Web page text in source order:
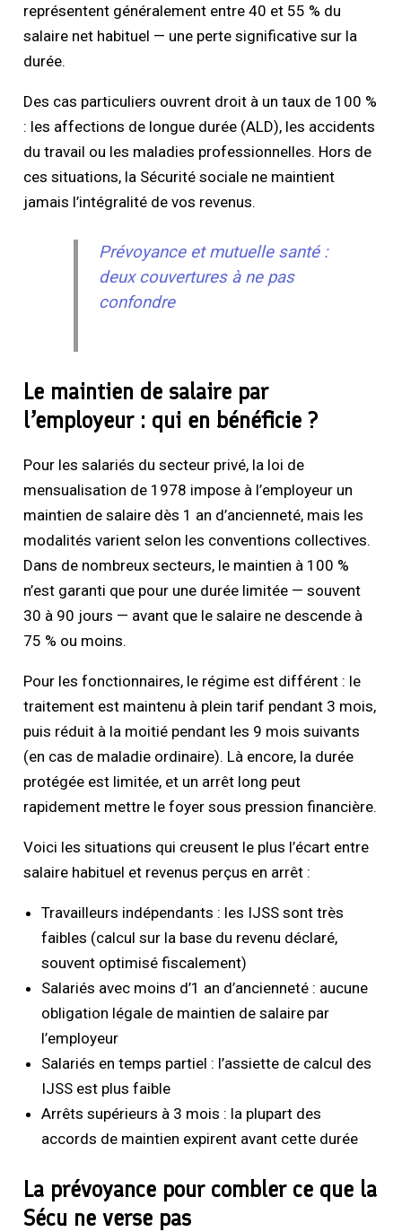
représentent généralement entre 40 et 55 % du
salaire net habituel — une perte significative sur la
durée.
Des cas particuliers ouvrent droit à un taux de 100 %
: les affections de longue durée (ALD), les accidents
du travail ou les maladies professionnelles. Hors de
ces situations, la Sécurité sociale ne maintient
jamais l’intégralité de vos revenus.
Prévoyance et mutuelle santé :
deux couvertures à ne pas
confondre
Le maintien de salaire par
l’employeur : qui en bénéficie ?
Pour les salariés du secteur privé, la loi de
mensualisation de 1978 impose à l’employeur un
maintien de salaire dès 1 an d’ancienneté, mais les
modalités varient selon les conventions collectives.
Dans de nombreux secteurs, le maintien à 100 %
n’est garanti que pour une durée limitée — souvent
30 à 90 jours — avant que le salaire ne descende à
75 % ou moins.
Pour les fonctionnaires, le régime est différent : le
traitement est maintenu à plein tarif pendant 3 mois,
puis réduit à la moitié pendant les 9 mois suivants
(en cas de maladie ordinaire). Là encore, la durée
protégée est limitée, et un arrêt long peut
rapidement mettre le foyer sous pression financière.
Voici les situations qui creusent le plus l’écart entre
salaire habituel et revenus perçus en arrêt :
Travailleurs indépendants : les IJSS sont très
faibles (calcul sur la base du revenu déclaré,
souvent optimisé fiscalement)
Salariés avec moins d’1 an d’ancienneté : aucune
obligation légale de maintien de salaire par
l’employeur
Salariés en temps partiel : l’assiette de calcul des
IJSS est plus faible
Arrêts supérieurs à 3 mois : la plupart des
accords de maintien expirent avant cette durée
La prévoyance pour combler ce que la
Sécu ne verse pas